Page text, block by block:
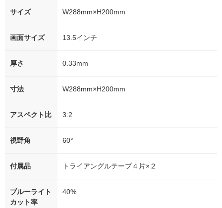
サイズ W288mm×H200mm
画面サイズ 13.5インチ
厚さ 0.33mm
寸法 W288mm×H200mm
アスペクト比 3:2
視野角 60°
付属品 トライアングルテープ４片×２
ブルーライト
カット率
40%